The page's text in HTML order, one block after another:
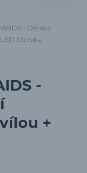
- Dětská
žárovka
-
+